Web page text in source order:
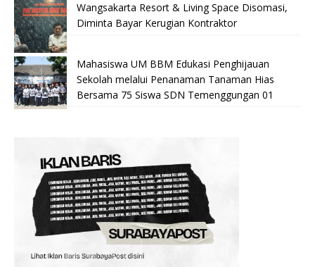
Wangsakarta Resort & Living Space Disomasi,
Diminta Bayar Kerugian Kontraktor
Mahasiswa UM BBM Edukasi Penghijauan
Sekolah melalui Penanaman Tanaman Hias
Bersama 75 Siswa SDN Temenggungan 01